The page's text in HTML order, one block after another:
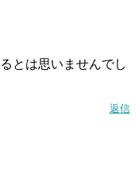
とは思いませんでし
返信